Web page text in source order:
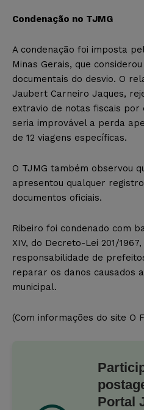
Condenação no TJMG
A condenação foi imposta
Minas Gerais, que
documentais do desvio. O
Jaubert Carneiro Jaques,
extravio de notas fiscais por
seria improvável a perda
de 12 viagens específicas.
O TJMG também observou
apresentou qualquer
documentos oficiais.
Ribeiro foi condenado com
XIV, do Decreto-Lei 201/
responsabilidade de
reparar os danos causados
municipal.
(Com informações do site O
Portal